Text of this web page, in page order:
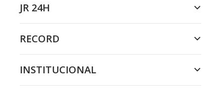
JR 24H
RECORD
INSTITUCIONAL